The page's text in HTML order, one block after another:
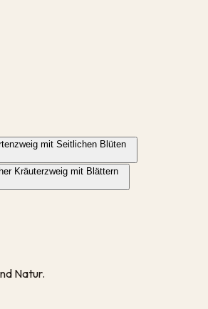
mit Seitlichen Blüten
Kräuterzweig mit Blättern
Natur.